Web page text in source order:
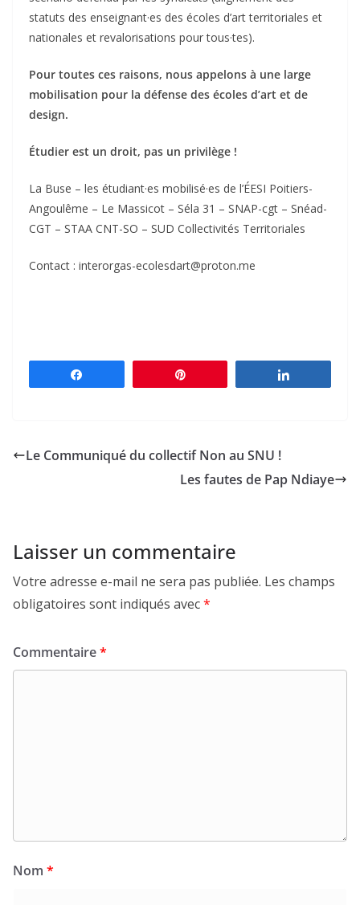
statuts des enseignant·es des écoles d’art territoriales et
nationales et revalorisations pour tous·tes).
Pour toutes ces raisons, nous appelons à une large
mobilisation pour la défense des écoles d’art et de
design.
Étudier est un droit, pas un privilège !
La Buse – les étudiant·es mobilisé·es de l’ÉESI Poitiers-
Angoulême – Le Massicot – Séla 31 – SNAP-cgt – Snéad-
CGT – STAA CNT-SO – SUD Collectivités Territoriales
Contact : interorgas-ecolesdart@proton.me
Le Communiqué du collectif Non au SNU !
Les fautes de Pap Ndiaye
Laisser un commentaire
Votre adresse e-mail ne sera pas publiée. Les champs
obligatoires sont indiqués avec*
Commentaire*
Nom *